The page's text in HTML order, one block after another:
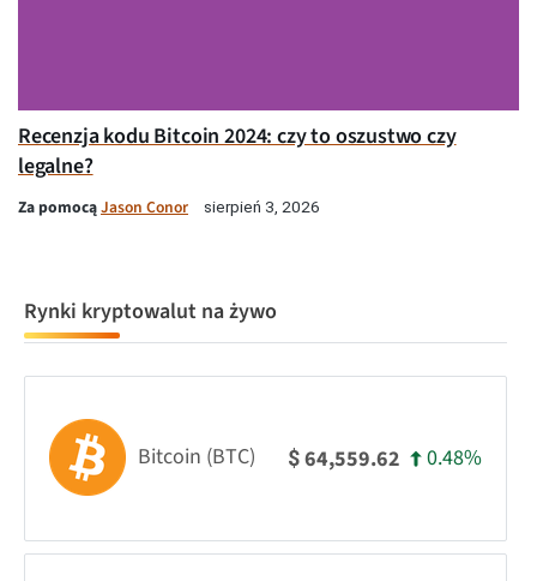
Recenzja kodu Bitcoin 2024: czy to oszustwo czy
legalne?
Za pomocąJason Conor sierpień 3, 2026
Rynki kryptowalut na żywo
Bitcoin (BTC) $64,559.62 0.48%